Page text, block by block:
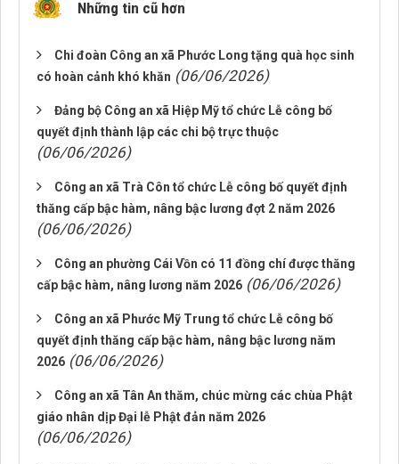
Những tin cũ hơn
Chi đoàn Công an xã Phước Long tặng quà học sinh
có hoàn cảnh khó khăn (06/06/2026)
Đảng bộ Công an xã Hiệp Mỹ tổ chức Lễ công bố
quyết định thành lập các chi bộ trực thuộc
(06/06/2026)
Công an xã Trà Côn tổ chức Lễ công bố quyết định
thăng cấp bậc hàm, nâng bậc lương đợt 2 năm 2026
(06/06/2026)
Công an phường Cái Vồn có 11 đồng chí được thăng
cấp bậc hàm, nâng lương năm 2026 (06/06/2026)
Công an xã Phước Mỹ Trung tổ chức Lễ công bố
quyết định thăng cấp bậc hàm, nâng bậc lương năm
2026 (06/06/2026)
Công an xã Tân An thăm, chúc mừng các chùa Phật
giáo nhân dịp Đại lễ Phật đản năm 2026
(06/06/2026)